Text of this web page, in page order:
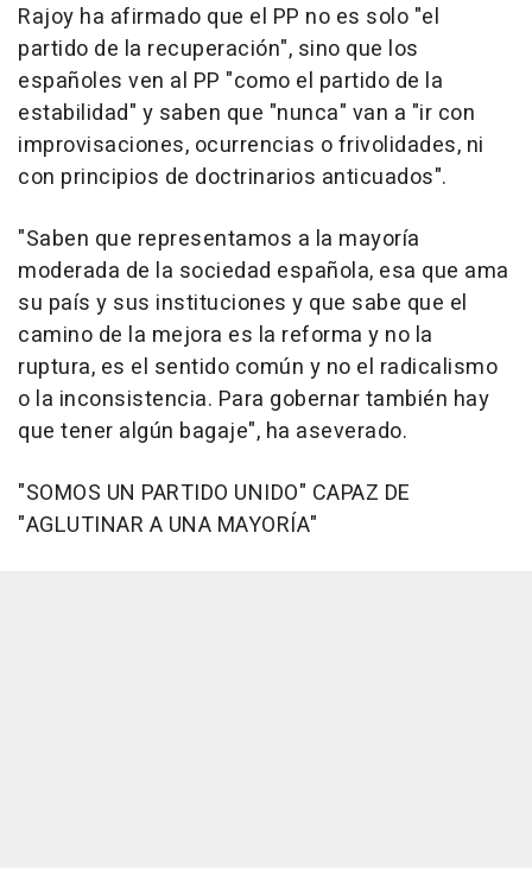
Rajoy ha afirmado que el PP no es solo "el
partido de la recuperación", sino que los
españoles ven al PP "como el partido de la
estabilidad" y saben que "nunca" van a "ir con
improvisaciones, ocurrencias o frivolidades, ni
con principios de doctrinarios anticuados".
"Saben que representamos a la mayoría
moderada de la sociedad española, esa que ama
su país y sus instituciones y que sabe que el
camino de la mejora es la reforma y no la
ruptura, es el sentido común y no el radicalismo
o la inconsistencia. Para gobernar también hay
que tener algún bagaje", ha aseverado.
"SOMOS UN PARTIDO UNIDO" CAPAZ DE
"AGLUTINAR A UNA MAYORÍA"